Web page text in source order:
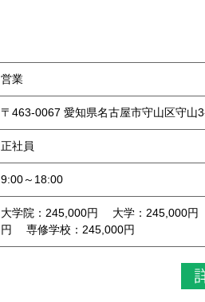
営業
〒463-0067 愛知県名古屋市守山区守山
正社員
9:00～18:00
大学院：245,000円 大学：245,000
円 専修学校：245,000円